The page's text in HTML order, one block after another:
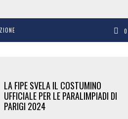
0
LA FIPE SVELA IL COSTUMINO
UFFICIALE PER LE PARALIMPIADI DI
PARIGI 2024